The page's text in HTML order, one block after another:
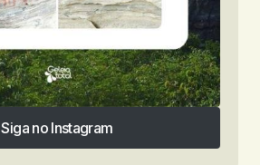
Siga no Instagram
Siga no Instagram